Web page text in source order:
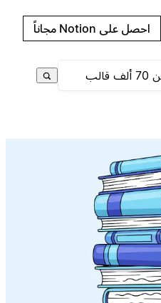
احصل على Notion مجاناً